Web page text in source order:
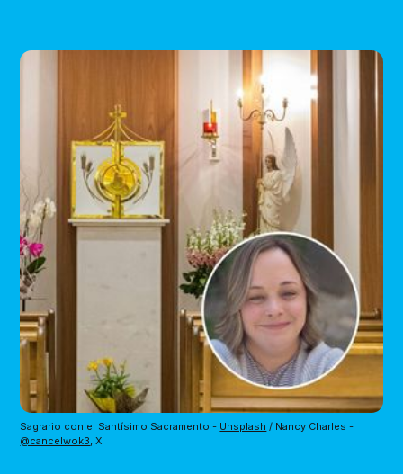
Sagrario con el Santísimo Sacramento - Unsplash
@cancelwok3, X